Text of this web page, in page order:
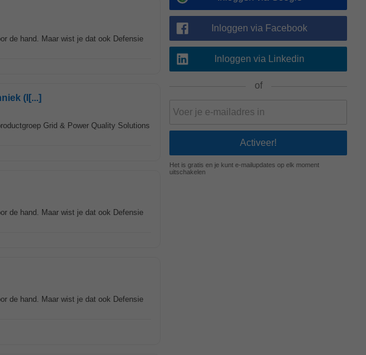
de hand. Maar wist je dat ook Defensie
(I[...]
Grid & Power Quality Solutions
de hand. Maar wist je dat ook Defensie
de hand. Maar wist je dat ook Defensie
Inloggen via Facebook
Inloggen via Linkedin
of
Het is gratis en je kunt e-mailupdates op elk moment
uitschakelen